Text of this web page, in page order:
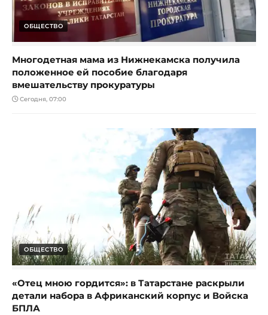
ОБЩЕСТВО
Многодетная мама из Нижнекамска получила
положенное ей пособие благодаря
вмешательству прокуратуры
Сегодня, 07:00
ОБЩЕСТВО
«Отец мною гордится»: в Татарстане раскрыли
детали набора в Африканский корпус и Войска
БПЛА